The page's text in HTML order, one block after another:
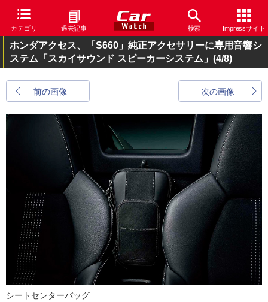
カテゴリ 過去記事 検索 Impressサイト
ホンダアクセス、「S660」純正アクセサリーに専用音響シ
ステム「スカイサウンド スピーカーシステム」 (4/8)
前の画像 次の画像
シートセンターバッグ